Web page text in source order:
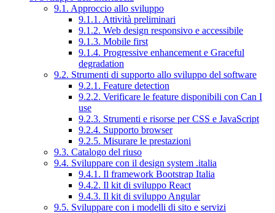
9.1. Approccio allo sviluppo
9.1.1. Attività preliminari
9.1.2. Web design responsivo e accessibile
9.1.3. Mobile first
9.1.4. Progressive enhancement e Graceful
degradation
9.2. Strumenti di supporto allo sviluppo del software
9.2.1. Feature detection
9.2.2. Verificare le feature disponibili con Can I
use
9.2.3. Strumenti e risorse per CSS e JavaScript
9.2.4. Supporto browser
9.2.5. Misurare le prestazioni
9.3. Catalogo del riuso
9.4. Sviluppare con il design system .italia
9.4.1. Il framework Bootstrap Italia
9.4.2. Il kit di sviluppo React
9.4.3. Il kit di sviluppo Angular
9.5. Sviluppare con i modelli di sito e servizi